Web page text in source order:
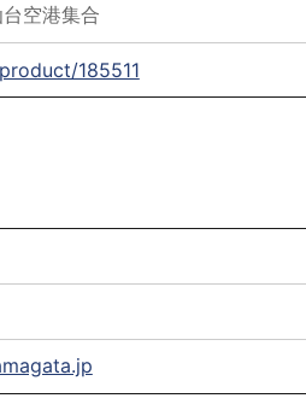
空港集合
185511